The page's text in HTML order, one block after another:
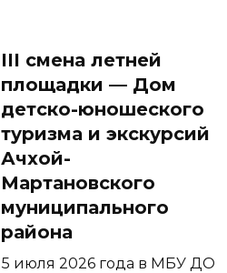
III смена летней
площадки — Дом
детско-юношеского
туризма и экскурсий
Ачхой-
Мартановского
муниципального
района
5 июля 2026 года в МБУ ДО